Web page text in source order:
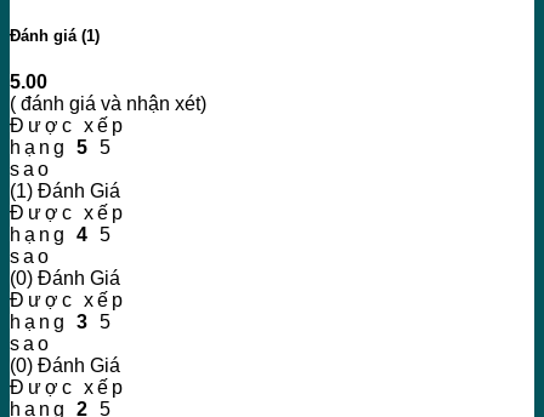
Đánh giá (1)
5.00
( đánh giá và nhận xét)
Được xếp
hạng 5 5
sao
(1) Đánh Giá
Được xếp
hạng 4 5
sao
(0) Đánh Giá
Được xếp
hạng 3 5
sao
(0) Đánh Giá
Được xếp
hạng 2 5